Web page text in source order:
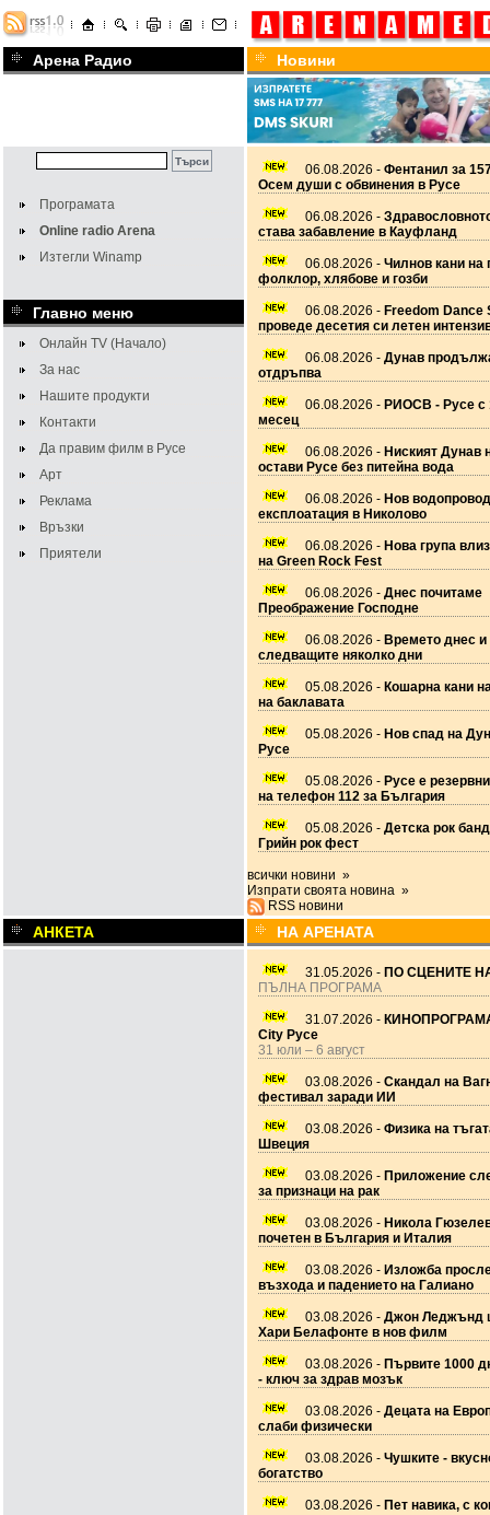
Арена Радио Новини
Програмата
Online radio Arena
Изтегли Winamp
Главно меню
Онлайн TV (Начало)
За нас
Нашите продукти
Контакти
Да правим филм в Русе
Арт
Реклама
Връзки
Приятели
06.08.2026 - Фентанил за
Осем души с обвинения в Русе
06.08.2026 -
става забавление в Кауфланд
06.08.2026 - Чилнов кани на
фолклор, хлябове и гозби
06.08.2026 - Freedom Dance
проведе десетия си летен
06.08.2026 - Дунав
отдръпва
06.08.2026 - РИОСВ - Русе с
месец
06.08.2026 - Ниският Дунав
остави Русе без питейна вода
06.08.2026 - Нов
експлоатация в Николово
06.08.2026 - Нова група
на Green Rock Fest
06.08.2026 - Днес почитаме
Преображение Господне
06.08.2026 - Времето днес и
следващите няколко дни
05.08.2026 - Кошарна кани
на баклавата
05.08.2026 - Нов спад на
Русе
05.08.2026 - Русе е
на телефон 112 за България
05.08.2026 - Детска рок
Грийн рок фест
всички новини »
Изпрати своята новина »
RSS новини
АНКЕТА НА АРЕНАТА
31.05.2026 - ПО СЦЕНИТЕ
ПЪЛНА ПРОГРАМА
31.07.2026 -
City Русе
31 юли – 6 август
03.08.2026 - Скандал на
фестивал заради ИИ
03.08.2026 - Физика на
Швеция
03.08.2026 - Приложение
за признаци на рак
03.08.2026 - Никола
почетен в България и Италия
03.08.2026 - Изложба
възхода и падението на Галиано
03.08.2026 - Джон Леджънд
Хари Белафонте в нов филм
03.08.2026 - Първите 1000
- ключ за здрав мозък
03.08.2026 - Децата на
слаби физически
03.08.2026 - Чушките -
богатство
03.08.2026 - Пет навика, с